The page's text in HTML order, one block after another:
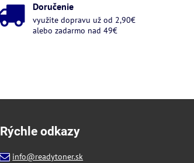
Doručenie
využite dopravu už od 2,90€
alebo zadarmo nad 49€
Rýchle odkazy
info@readytoner.sk